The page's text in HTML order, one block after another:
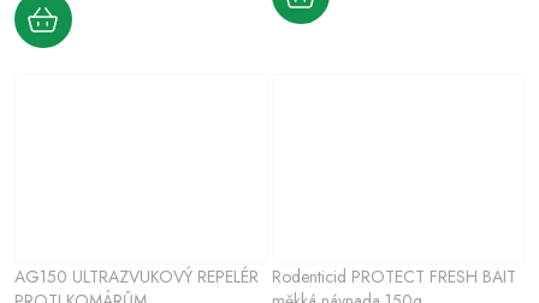
AG150 ULTRAZVUKOVÝ REPELÉR
Rodenticid PROTECT FRESH BAIT